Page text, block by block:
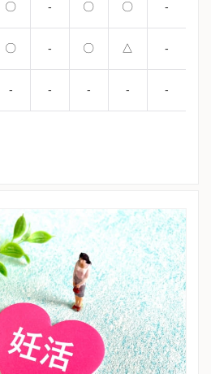
〇 - 〇 〇 -
〇 - 〇 △ -
- - - - -
、または直接お問い合わせくださ